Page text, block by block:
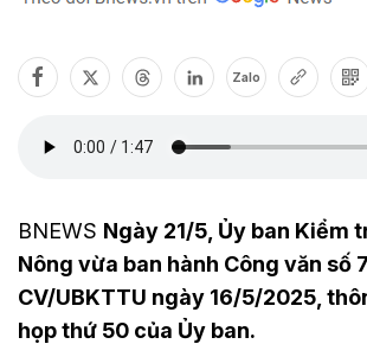
Zalo
BNEWS Ngày 21/5, Ủy ban Kiểm
Nông vừa ban hành Công văn số
CV/UBKTTU ngày 16/5/2025,
họp thứ 50 của Ủy ban.